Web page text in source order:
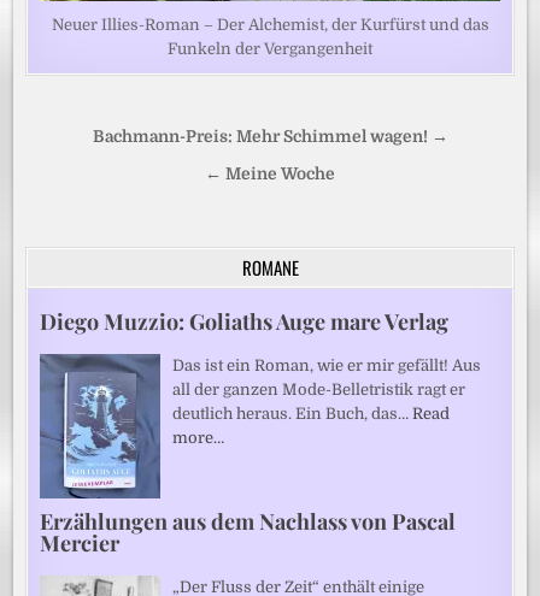
Neuer Illies-Roman – Der Alchemist, der Kurfürst und das
Funkeln der Vergangenheit
Beitragsnavigation
Bachmann-Preis: Mehr Schimmel wagen! →
← Meine Woche
ROMANE
Diego Muzzio: Goliaths Auge mare Verlag
Das ist ein Roman, wie er mir gefällt! Aus
all der ganzen Mode-Belletristik ragt er
deutlich heraus. Ein Buch, das…Read
more…
Erzählungen aus dem Nachlass von Pascal
Mercier
„Der Fluss der Zeit“ enthält einige